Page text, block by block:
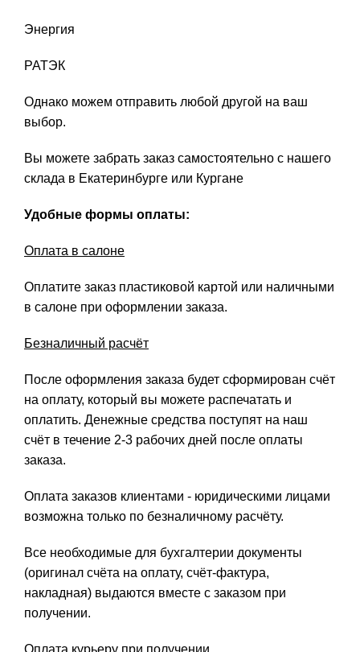
Энергия
РАТЭК
Однако можем отправить любой другой на ваш
выбор.
Вы можете забрать заказ самостоятельно с нашего
склада в Екатеринбурге или Кургане
Удобные формы оплаты:
Оплата в салоне
Оплатите заказ пластиковой картой или наличными
в салоне при оформлении заказа.
Безналичный расчёт
После оформления заказа будет сформирован счёт
на оплату, который вы можете распечатать и
оплатить. Денежные средства поступят на наш
счёт в течение 2-3 рабочих дней после оплаты
заказа.
Оплата заказов клиентами - юридическими лицами
возможна только по безналичному расчёту.
Все необходимые для бухгалтерии документы
(оригинал счёта на оплату, счёт-фактура,
накладная) выдаются вместе с заказом при
получении.
Оплата курьеру при получении